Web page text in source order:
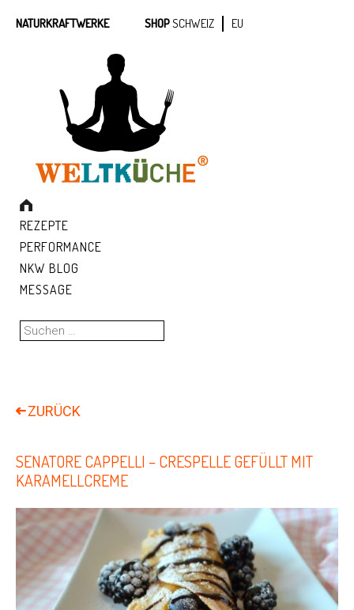
NATURKRAFTWERKE SHOPSCHWEIZ EU
REZEPTE
PERFORMANCE
NKW BLOG
MESSAGE
Suchen
nach:
SENATORE CAPPELLI – CRESPELLE GEFÜLLT MIT
KARAMELLCREME